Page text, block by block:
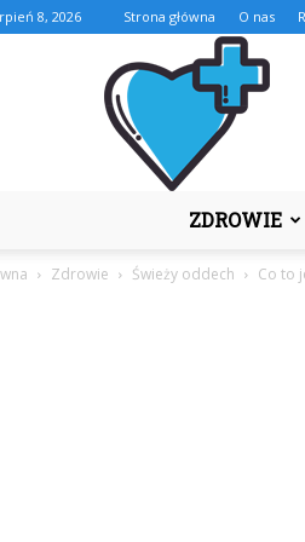
8, 2026 Strona główna O nas
ZDROWIE
Zdrowie Świeży oddech Co to